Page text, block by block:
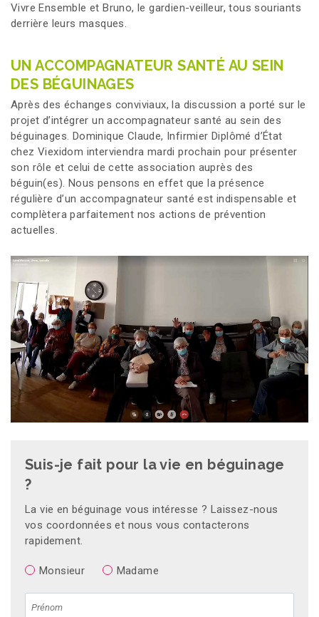
Vivre Ensemble et Bruno, le gardien-veilleur, tous souriants
derrière leurs masques.
UN ACCOMPAGNATEUR SANTÉ AU SEIN
DES BÉGUINAGES
Après des échanges conviviaux, la discussion a porté sur le
projet d’intégrer un accompagnateur santé au sein des
béguinages. Dominique Claude, Infirmier Diplômé d’État
chez Viexidom interviendra mardi prochain pour présenter
son rôle et celui de cette association auprès des
béguin(es). Nous pensons en effet que la présence
régulière d’un accompagnateur santé est indispensable et
complètera parfaitement nos actions de prévention
actuelles.
Suis-je fait pour la vie en béguinage
?
La vie en béguinage vous intéresse ? Laissez-nous
vos coordonnées et nous vous contacterons
rapidement.
Monsieur Madame